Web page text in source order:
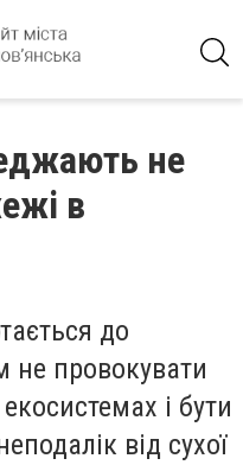
не
в
до
не провокувати
і бути
від сухої